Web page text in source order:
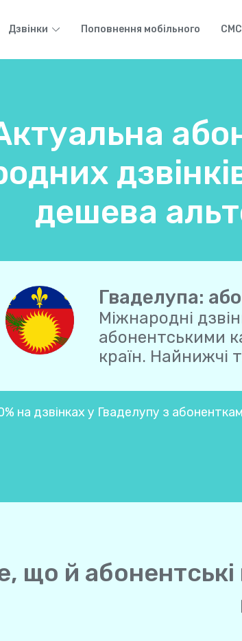
Дзвінки Поповнення мобільного СМС
дешева
Гваделупа:
Міжнародні
абонентськими
країн. Найнижчі
на дзвінках у Гваделупу з
що й абонентські